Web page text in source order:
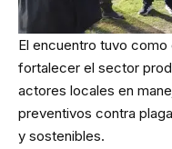
El encuentro tuvo
fortalecer el sector
actores locales en
preventivos contra
y sostenibles.